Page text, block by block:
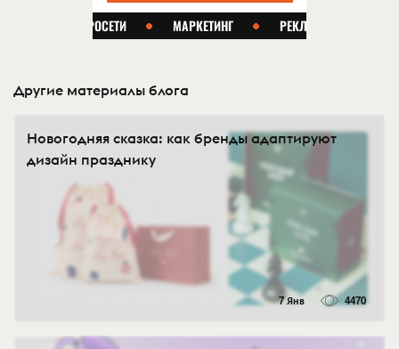
Другие материалы блога
Новогодняя сказка: как бренды адаптируют
дизайн празднику
7 Янв 4470